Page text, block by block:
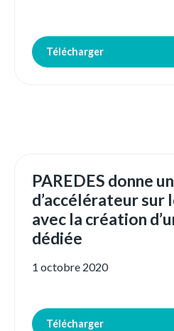
Télécharger
PAREDES donne
d’accélérateur sur
avec la création
dédiée
1 octobre 2020
Télécharger